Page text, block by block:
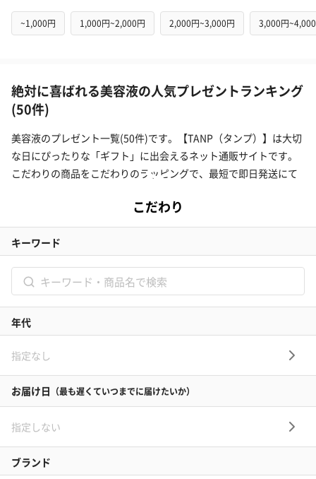
~1,000円 1,000円~2,000円 2,000円~3,000円 3,000円
絶対に喜ばれる美容液の人気プレゼントランキング
(50件)
美容液のプレゼント一覧(50件)です。【TANP（タンプ）】は大切
な日にぴったりな「ギフト」に出会えるネット通販サイトです。
こだわりの商品をこだわりのラッピングで、最短で即日発送にて
タンプホーム
タンプについて